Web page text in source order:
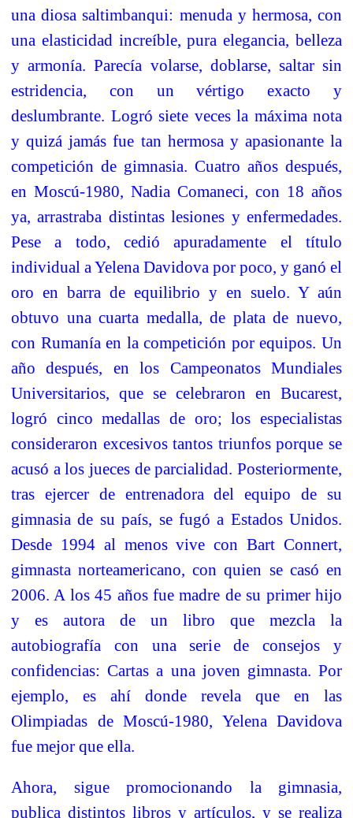
una diosa saltimbanqui: menuda y hermosa, con
una elasticidad increíble, pura elegancia, belleza
y armonía. Parecía volarse, doblarse, saltar sin
estridencia, con un vértigo exacto y
deslumbrante. Logró siete veces la máxima nota
y quizá jamás fue tan hermosa y apasionante la
competición de gimnasia. Cuatro años después,
en Moscú-1980, Nadia Comaneci, con 18 años
ya, arrastraba distintas lesiones y enfermedades.
Pese a todo, cedió apuradamente el título
individual a Yelena Davidova por poco, y ganó el
oro en barra de equilibrio y en suelo. Y aún
obtuvo una cuarta medalla, de plata de nuevo,
con Rumanía en la competición por equipos. Un
año después, en los Campeonatos Mundiales
Universitarios, que se celebraron en Bucarest,
logró cinco medallas de oro; los especialistas
consideraron excesivos tantos triunfos porque se
acusó a los jueces de parcialidad. Posteriormente,
tras ejercer de entrenadora del equipo de su
gimnasia de su país, se fugó a Estados Unidos.
Desde 1994 al menos vive con Bart Connert,
gimnasta norteamericano, con quien se casó en
2006. A los 45 años fue madre de su primer hijo
y es autora de un libro que mezcla la
autobiografía con una serie de consejos y
confidencias: Cartas a una joven gimnasta. Por
ejemplo, es ahí donde revela que en las
Olimpiadas de Moscú-1980, Yelena Davidova
fue mejor que ella.
Ahora, sigue promocionando la gimnasia,
publica distintos libros y artículos, y se realiza